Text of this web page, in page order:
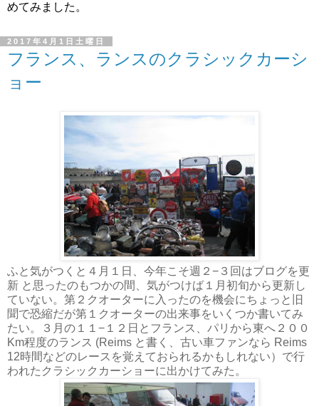
めてみました。
2017年4月1日土曜日
フランス、ランスのクラシックカーシ
ョー
ふと気がつくと４月１日、今年こそ週２−３回はブログを更
新 と思ったのもつかの間、気がつけば１月初旬から更新し
ていない。第２クオーターに入ったのを機会にちょっと旧
聞で恐縮だが第１クオーターの出来事をいくつか書いてみ
たい。３月の１１−１２日とフランス、パリから東へ２００
Km程度のランス (Reims と書く、古い車ファンなら Reims
12時間などのレースを覚えておられるかもしれない）で行
われたクラシックカーショーに出かけてみた。